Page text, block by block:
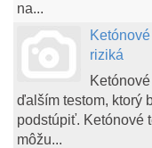
na...
riziká
ďalším testom, ktorý
podstúpiť. Ketónové
môžu...